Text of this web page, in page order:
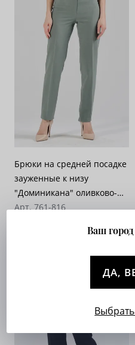
Брюки на средней посадке
зауженные к низу
"Доминикана" оливково-
зеленые с кантом
Арт. 761-816
Ваш
ДА,